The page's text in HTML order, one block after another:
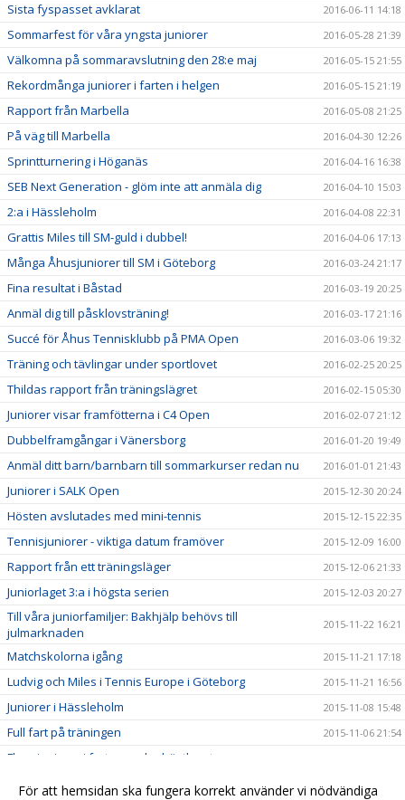
Sista fyspasset avklarat 2016-06-11 14:18
Sommarfest för våra yngsta juniorer 2016-05-28 21:39
Välkomna på sommaravslutning den 28:e maj 2016-05-15 21:55
Rekordmånga juniorer i farten i helgen 2016-05-15 21:19
Rapport från Marbella 2016-05-08 21:25
På väg till Marbella 2016-04-30 12:26
Sprintturnering i Höganäs 2016-04-16 16:38
SEB Next Generation - glöm inte att anmäla dig 2016-04-10 15:03
2:a i Hässleholm 2016-04-08 22:31
Grattis Miles till SM-guld i dubbel! 2016-04-06 17:13
Många Åhusjuniorer till SM i Göteborg 2016-03-24 21:17
Fina resultat i Båstad 2016-03-19 20:25
Anmäl dig till påsklovsträning! 2016-03-17 21:16
Succé för Åhus Tennisklubb på PMA Open 2016-03-06 19:32
Träning och tävlingar under sportlovet 2016-02-25 20:25
Thildas rapport från träningslägret 2016-02-15 05:30
Juniorer visar framfötterna i C4 Open 2016-02-07 21:12
Dubbelframgångar i Vänersborg 2016-01-20 19:49
Anmäl ditt barn/barnbarn till sommarkurser redan nu 2016-01-01 21:43
Juniorer i SALK Open 2015-12-30 20:24
Hösten avslutades med mini-tennis 2015-12-15 22:35
Tennisjuniorer - viktiga datum framöver 2015-12-09 16:00
Rapport från ett träningsläger 2015-12-06 21:33
Juniorlaget 3:a i högsta serien 2015-12-03 20:27
Till våra juniorfamiljer: Bakhjälp behövs till
julmarknaden
2015-11-22 16:21
Matchskolorna igång 2015-11-21 17:18
Ludvig och Miles i Tennis Europe i Göteborg 2015-11-21 16:56
Juniorer i Hässleholm 2015-11-08 15:48
Full fart på träningen 2015-11-06 21:54
Flera juniorer i farten under höstlovet
Fint träningsläger i Enebyberg 2015-10-31 20:02
För att hemsidan ska fungera korrekt använder vi nödvändiga